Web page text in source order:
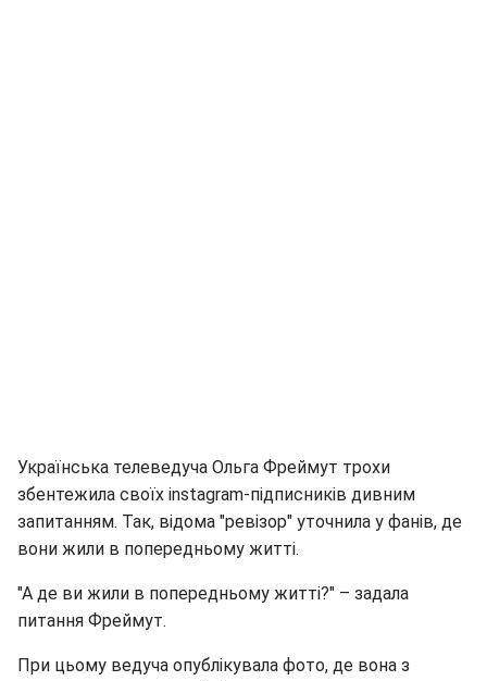
Українська телеведуча Ольга Фреймут трохи
збентежила своїх instagram-підписників дивним
запитанням. Так, відома "ревізор" уточнила у фанів, де
вони жили в попередньому житті.
"А де ви жили в попередньому житті?" – задала
питання Фреймут.
При цьому ведуча опублікувала фото, де вона з